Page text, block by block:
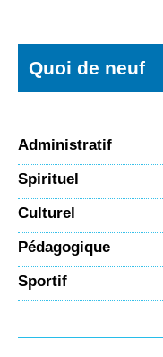
Quoi de neuf
Administratif
Spirituel
Culturel
Pédagogique
Sportif